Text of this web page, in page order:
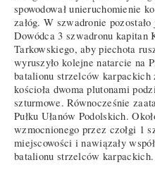
spowodował unieruchomienie
załóg. W szwadronie
Dowódca 3 szwadronu kapitan
Tarkowskiego, aby piechota
wyruszyło kolejne natarcie na
batalionu strzelców karpackich
kościoła dwoma plutonami
szturmowe. Równocześnie
Pułku Ułanów Podolskich.
wzmocnionego przez czołgi 1
miejscowości i nawiązały
batalionu strzelców karpackich.